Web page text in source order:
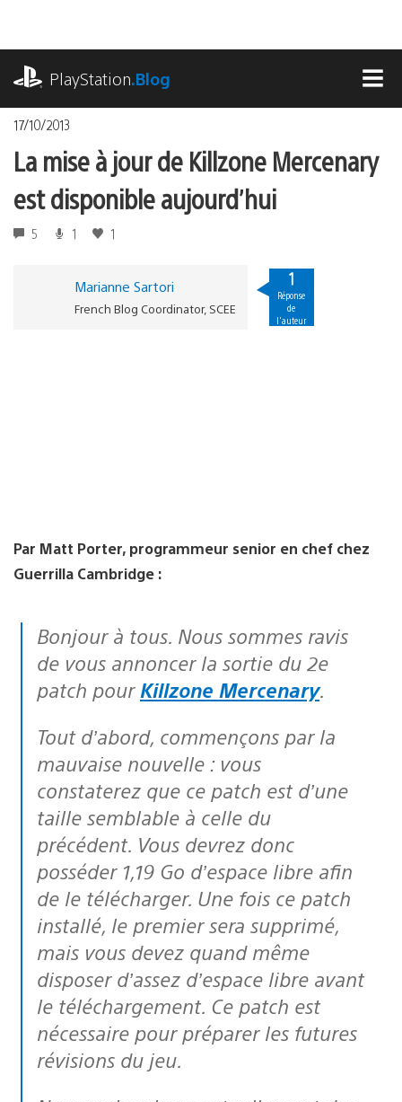
contenu
PlayStation.Blog
17/10/2013
La mise à jour de Killzone Mercenary
est disponible aujourd’hui
5 1 1
Marianne Sartori
French Blog Coordinator, SCEE
1
Réponse
de
l'auteur
Par Matt Porter, programmeur senior en chef chez
Guerrilla Cambridge :
Bonjour à tous. Nous sommes ravis
de vous annoncer la sortie du 2e
patch pour Killzone Mercenary.
Tout d’abord, commençons par la
mauvaise nouvelle : vous
constaterez que ce patch est d’une
taille semblable à celle du
précédent. Vous devrez donc
posséder 1,19 Go d’espace libre afin
de le télécharger. Une fois ce patch
installé, le premier sera supprimé,
mais vous devez quand même
disposer d’assez d’espace libre avant
le téléchargement. Ce patch est
nécessaire pour préparer les futures
révisions du jeu.